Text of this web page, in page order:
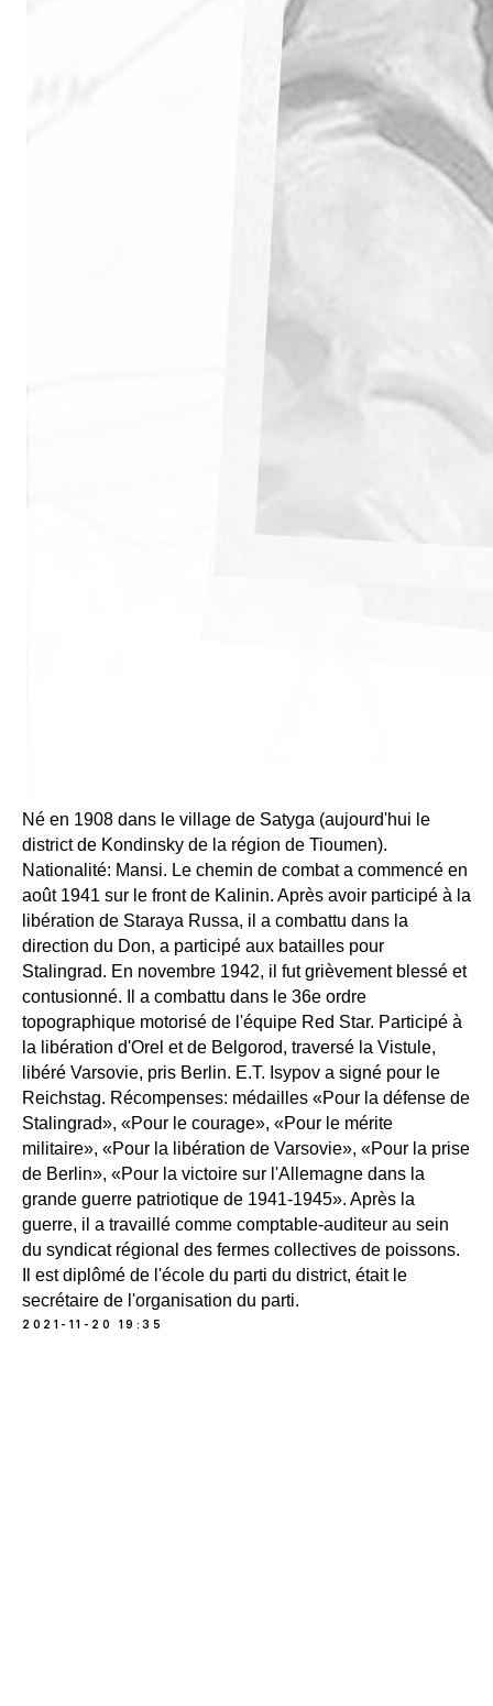
Né en 1908 dans le village de Satyga (aujourd'hui le
district de Kondinsky de la région de Tioumen).
Nationalité: Mansi. Le chemin de combat a commencé en
août 1941 sur le front de Kalinin. Après avoir participé à la
libération de Staraya Russa, il a combattu dans la
direction du Don, a participé aux batailles pour
Stalingrad. En novembre 1942, il fut grièvement blessé et
contusionné. Il a combattu dans le 36e ordre
topographique motorisé de l'équipe Red Star. Participé à
la libération d'Orel et de Belgorod, traversé la Vistule,
libéré Varsovie, pris Berlin. E.T. Isypov a signé pour le
Reichstag. Récompenses: médailles «Pour la défense de
Stalingrad», «Pour le courage», «Pour le mérite
militaire», «Pour la libération de Varsovie», «Pour la prise
de Berlin», «Pour la victoire sur l'Allemagne dans la
grande guerre patriotique de 1941-1945». Après la
guerre, il a travaillé comme comptable-auditeur au sein
du syndicat régional des fermes collectives de poissons.
Il est diplômé de l'école du parti du district, était le
secrétaire de l'organisation du parti.
2021-11-20 19:35